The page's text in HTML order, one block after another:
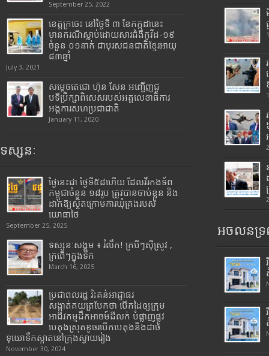
September 25, 2022
ខេត្តក្រចេះ នៅថ្ងៃទី ៣ ខែកក្កដានេះ
មានករណីស្លាប់ដោយសារជំងឺកូវីដ-១៩
ចំនួន ០១នាក់ ជាបុរសជនជាតិខ្មែរអាយុ
៨៣ឆ្នាំ
July 3, 2021
សម្តេចតេជោ ហ៊ុន សែន អញ្ជើញជួ
បទីប្រឹក្សាពិសេសរបស់អគ្គលេខាធិការ
អង្គការសហប្រជាជាតិ
January 11, 2020
ទស្សនៈ
ថ្ងៃនេះជា ថ្ងៃទី៥៨ហើយ ដែលវីរកងទ័ព
កម្ពុជាចំនួន ១៨រូប ត្រូវបានចាប់ខ្លួន និង
ដាក់ឱ្យស្ថិតក្រោមការឃុំគ្រងរបស់
យោធាថៃ
September 25, 2025
ទស្សនៈសង្គម ៖ រំលឹក! ក្របីៗស៊ីស្រូវ ,
ក្រពើៗក្នុងទឹក
March 16, 2025
ប្រជាពលរដ្ឋ រិះគន់អាជ្ញាធរ
សង្កាត់គយត្របែកថា បើកដៃឲ្យក្រុម
អាជីវកម្មដឹកអាចម៍ដីលក់ បំផ្លាញផ្លូវ
បេតុងស្រុតខូចរបើកបេតុងនិងដាច់
ទុយោទឹកស្អាតនៅក្រុងស្វាយរៀង
November 30, 2024
អចលនទ្រ